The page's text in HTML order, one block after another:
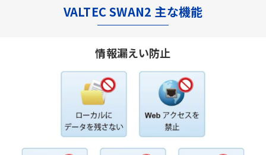
VALTEC SWAN2 主な機能
情報漏えい防止